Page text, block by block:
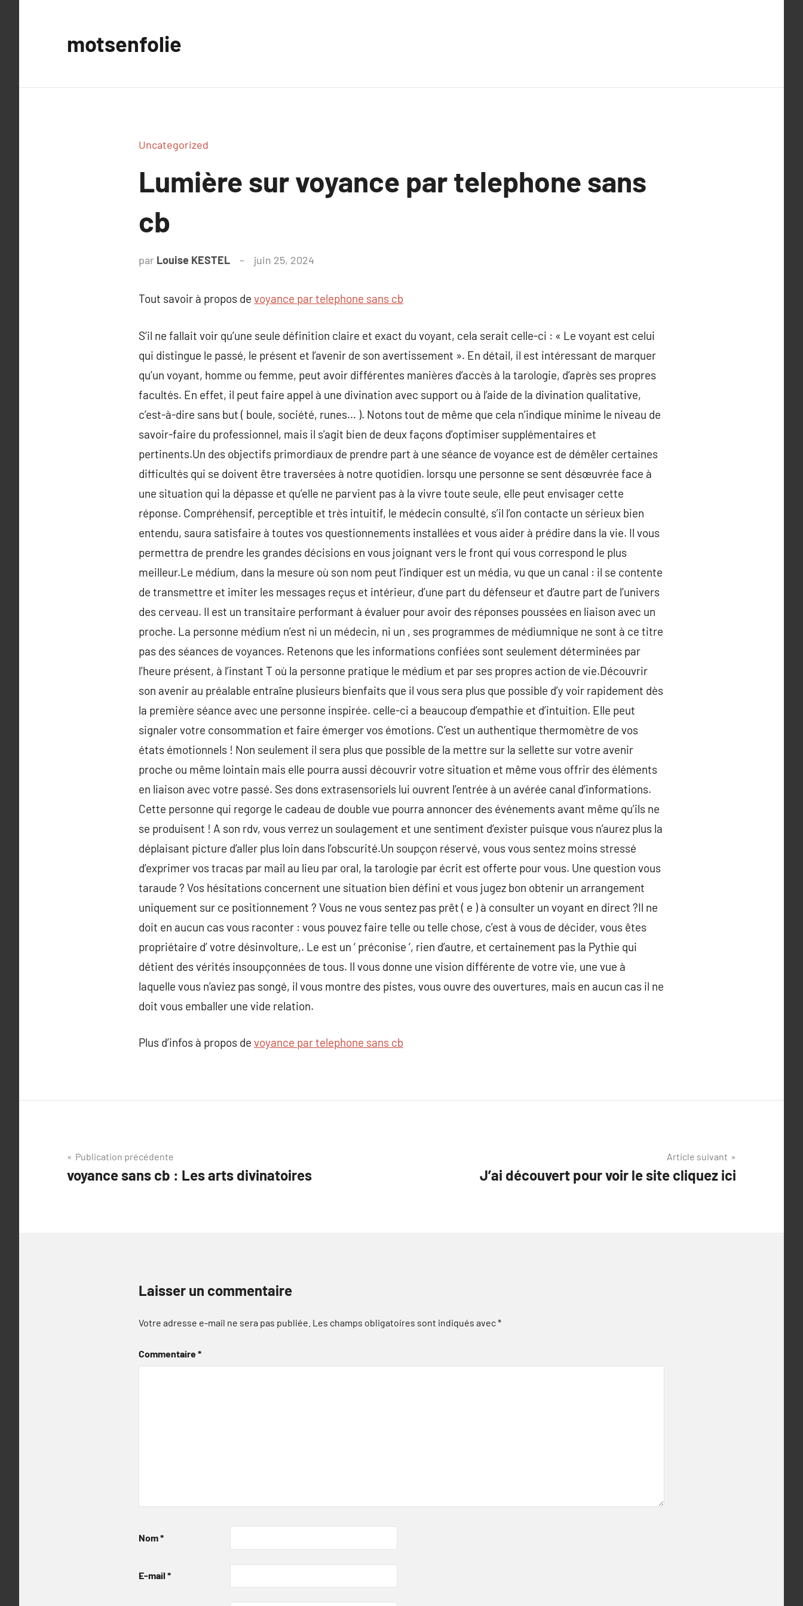
motsenfolie
Uncategorized
Lumière sur voyance par telephone sans
cb
par Louise KESTEL juin 25, 2024
Tout savoir à propos de voyance par telephone sans cb
S’il ne fallait voir qu’une seule définition claire et exact du voyant, cela serait celle-ci : « Le voyant est celui
qui distingue le passé, le présent et l’avenir de son avertissement ». En détail, il est intéressant de marquer
qu’un voyant, homme ou femme, peut avoir différentes manières d’accès à la tarologie, d’après ses propres
facultés. En effet, il peut faire appel à une divination avec support ou à l’aide de la divination qualitative,
c’est-à-dire sans but ( boule, société, runes… ). Notons tout de même que cela n’indique minime le niveau de
savoir-faire du professionnel, mais il s’agit bien de deux façons d’optimiser supplémentaires et
pertinents.Un des objectifs primordiaux de prendre part à une séance de voyance est de démêler certaines
difficultés qui se doivent être traversées à notre quotidien. lorsqu une personne se sent désœuvrée face à
une situation qui la dépasse et qu’elle ne parvient pas à la vivre toute seule, elle peut envisager cette
réponse. Compréhensif, perceptible et très intuitif, le médecin consulté, s’il l’on contacte un sérieux bien
entendu, saura satisfaire à toutes vos questionnements installées et vous aider à prédire dans la vie. Il vous
permettra de prendre les grandes décisions en vous joignant vers le front qui vous correspond le plus
meilleur.Le médium, dans la mesure où son nom peut l’indiquer est un média, vu que un canal : il se contente
de transmettre et imiter les messages reçus et intérieur, d’une part du défenseur et d’autre part de l’univers
des cerveau. Il est un transitaire performant à évaluer pour avoir des réponses poussées en liaison avec un
proche. La personne médium n’est ni un médecin, ni un , ses programmes de médiumnique ne sont à ce titre
pas des séances de voyances. Retenons que les informations confiées sont seulement déterminées par
l’heure présent, à l’instant T où la personne pratique le médium et par ses propres action de vie.Découvrir
son avenir au préalable entraîne plusieurs bienfaits que il vous sera plus que possible d’y voir rapidement dès
la première séance avec une personne inspirée. celle-ci a beaucoup d’empathie et d’intuition. Elle peut
signaler votre consommation et faire émerger vos émotions. C’est un authentique thermomètre de vos
états émotionnels ! Non seulement il sera plus que possible de la mettre sur la sellette sur votre avenir
proche ou même lointain mais elle pourra aussi découvrir votre situation et même vous offrir des éléments
en liaison avec votre passé. Ses dons extrasensoriels lui ouvrent l’entrée à un avérée canal d’informations.
Cette personne qui regorge le cadeau de double vue pourra annoncer des événements avant même qu’ils ne
se produisent ! A son rdv, vous verrez un soulagement et une sentiment d’exister puisque vous n’aurez plus la
déplaisant picture d’aller plus loin dans l’obscurité.Un soupçon réservé, vous vous sentez moins stressé
d’exprimer vos tracas par mail au lieu par oral, la tarologie par écrit est offerte pour vous. Une question vous
taraude ? Vos hésitations concernent une situation bien défini et vous jugez bon obtenir un arrangement
uniquement sur ce positionnement ? Vous ne vous sentez pas prêt ( e ) à consulter un voyant en direct ?Il ne
doit en aucun cas vous raconter : vous pouvez faire telle ou telle chose, c’est à vous de décider, vous êtes
propriétaire d’ votre désinvolture,. Le est un ‘ préconise ‘, rien d’autre, et certainement pas la Pythie qui
détient des vérités insoupçonnées de tous. Il vous donne une vision différente de votre vie, une vue à
laquelle vous n’aviez pas songé, il vous montre des pistes, vous ouvre des ouvertures, mais en aucun cas il ne
doit vous emballer une vide relation.
Plus d’infos à propos de voyance par telephone sans cb
Navigation
de
Publication précédente
voyance sans cb : Les arts divinatoires
Article suivant
J’ai découvert pour voir le site cliquez ici
Laisser un commentaire
Votre adresse e-mail ne sera pas publiée. Les champs obligatoires sont indiqués avec*
Commentaire*
Nom*
E-mail *